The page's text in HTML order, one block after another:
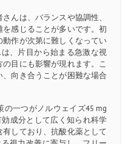
んは、バランスや協調性、
感じることが多いです。初
作が次第に難しくなってい
、片目から始まる急激な視
目にも影響が現れます。こ
向き合うことが困難な場合
の一つがノルウェイズ45 mg
成分として広く知られ科学
しており、抗酸化薬として